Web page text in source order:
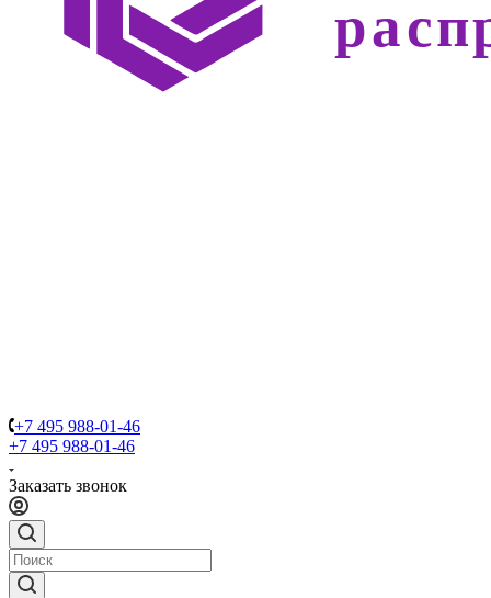
+7 495 988-01-46
+7 495 988-01-46
Заказать звонок